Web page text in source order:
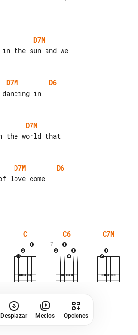
D7M
D7M
D6
D7M
D7M
D6
C C6
7
C7M
Desplazar Medios Opciones